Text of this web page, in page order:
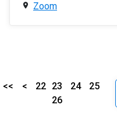
Zoom
<< < 22 23 24
25
26